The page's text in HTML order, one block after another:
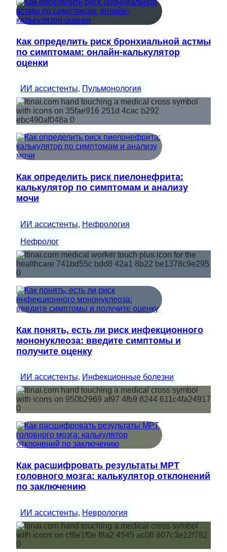
Как определить риск бронхиальной астмы
по симптомам: онлайн-калькулятор
оценки
ИИ ассистенты, Пульмонология
Как определить риск пиелонефрита:
калькулятор по симптомам и анализу
мочи
ИИ ассистенты, Нефрология
Нефролог
Как понять, есть ли риск инфекционного
мононуклеоза: введите симптомы и
получите оценку
ИИ ассистенты, Инфекционные болезни
Как расшифровать результаты МРТ
головного мозга: калькулятор отклонений
по заключению
ИИ ассистенты, Неврология